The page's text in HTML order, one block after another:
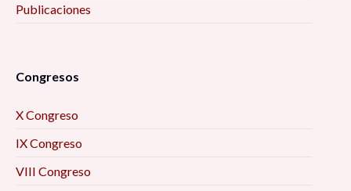
Publicaciones
Congresos
X Congreso
IX Congreso
VIII Congreso